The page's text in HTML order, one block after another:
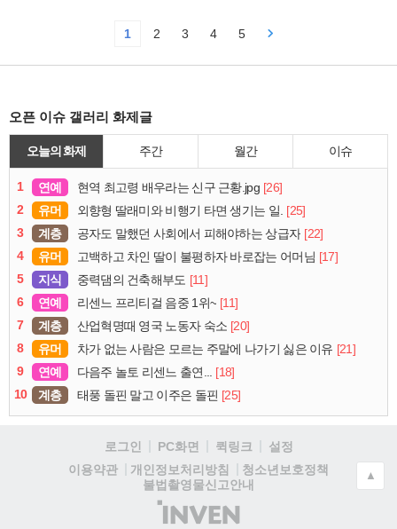
1 2 3 4 5
오픈 이슈 갤러리 화제글
오늘의 화제 주간 월간 이슈
1 연예 현역 최고령 배우라는 신구 근황.jpg [26]
2
유머 외향형 딸래미와 비행기 타면 생기는 일. [25]
3
계층 공자도 말했던 사회에서 피해야하는 상급자 [22]
4
유머 고백하고 차인 딸이 불평하자 바로잡는 어머님 [17]
5
지식 중력댐의 건축해부도 [11]
6
연예 리센느 프리티걸 음중 1위~ [11]
7
계층 산업혁명때 영국 노동자 숙소 [20]
8
유머 차가 없는 사람은 모르는 주말에 나가기 싫은 이유 [21]
9
연예 다음주 놀토 리센느 출연... [18]
10
계층 태풍 돌핀 말고 이주은 돌핀 [25]
로그인 PC화면 퀵링크
설정
이용약관
개인정보처리방침
청소년보호정책
불법촬영물신고안내
(주)
▲